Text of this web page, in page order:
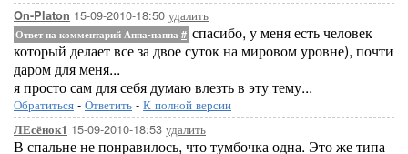
On-Platon 15-09-2010-18:50 удалить
Ответ на комментарий Аппа-паппа # спасибо, у меня есть человек
который делает все за двое суток на мировом уровне), почти
даром для меня...
я просто сам для себя думаю влезть в эту тему...
Обратиться - Ответить - К полной версии
ЛЕсёнок1 15-09-2010-18:53 удалить
В спальне не понравилось, что тумбочка одна. Это же типа